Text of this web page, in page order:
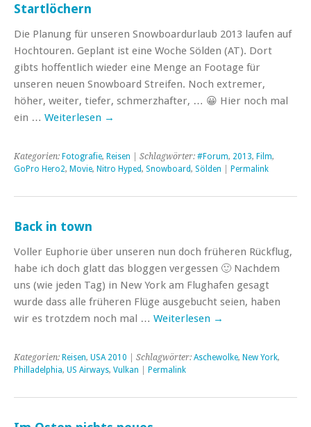
Startlöchern
Die Planung für unseren Snowboardurlaub 2013 laufen auf
Hochtouren. Geplant ist eine Woche Sölden (AT). Dort
gibts hoffentlich wieder eine Menge an Footage für
unseren neuen Snowboard Streifen. Noch extremer,
höher, weiter, tiefer, schmerzhafter, … 😀 Hier noch mal
ein … Weiterlesen →
Kategorien: Fotografie, Reisen | Schlagwörter: #Forum, 2013, Film,
GoPro Hero2, Movie, Nitro Hyped, Snowboard, Sölden Permalink
Back in town
Voller Euphorie über unseren nun doch früheren Rückflug,
habe ich doch glatt das bloggen vergessen 🙂 Nachdem
uns (wie jeden Tag) in New York am Flughafen gesagt
wurde dass alle früheren Flüge ausgebucht seien, haben
wir es trotzdem noch mal … Weiterlesen →
Kategorien: Reisen, USA 2010 | Schlagwörter: Aschewolke, New York,
Philladelphia, US Airways, Vulkan Permalink